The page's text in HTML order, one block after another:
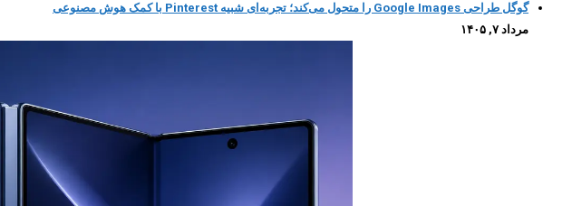
گوگل طراحی Google Images را متحول می‌کند؛ تجربه‌ای شبیه Pinterest با کمک هوش مصنوعی
مرداد ۷, ۱۴۰۵